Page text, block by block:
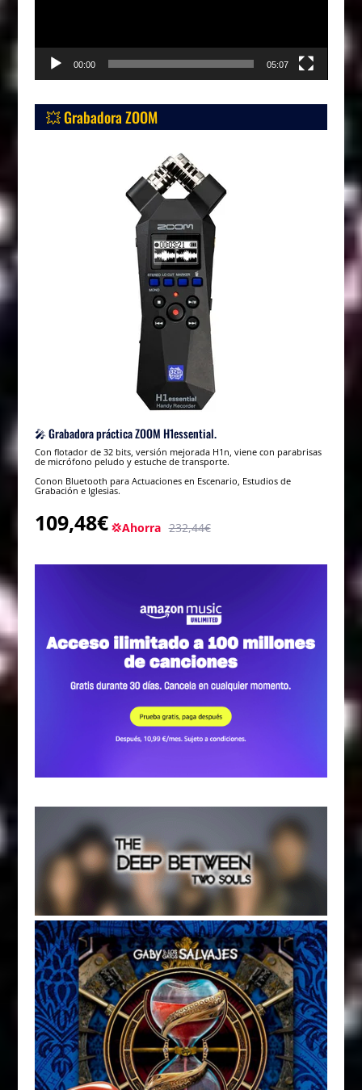
00:00 05:07
💥 Grabadora ZOOM
🎤 Grabadora práctica ZOOM H1essential.
Con flotador de 32 bits, versión mejorada H1n, viene con parabrisas
de micrófono peludo y estuche de transporte.
Conon Bluetooth para Actuaciones en Escenario, Estudios de
Grabación e Iglesias.
109,48€ 💢Ahorra 232,44€